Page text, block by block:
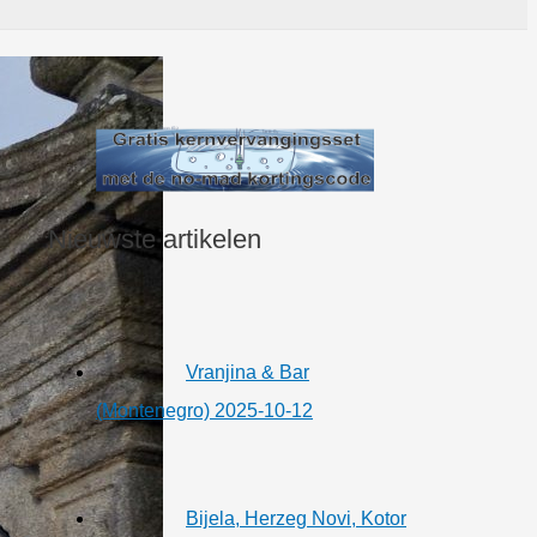
Nieuwste artikelen
Vranjina & Bar
(Montenegro) 2025-10-12
Bijela, Herzeg Novi, Kotor